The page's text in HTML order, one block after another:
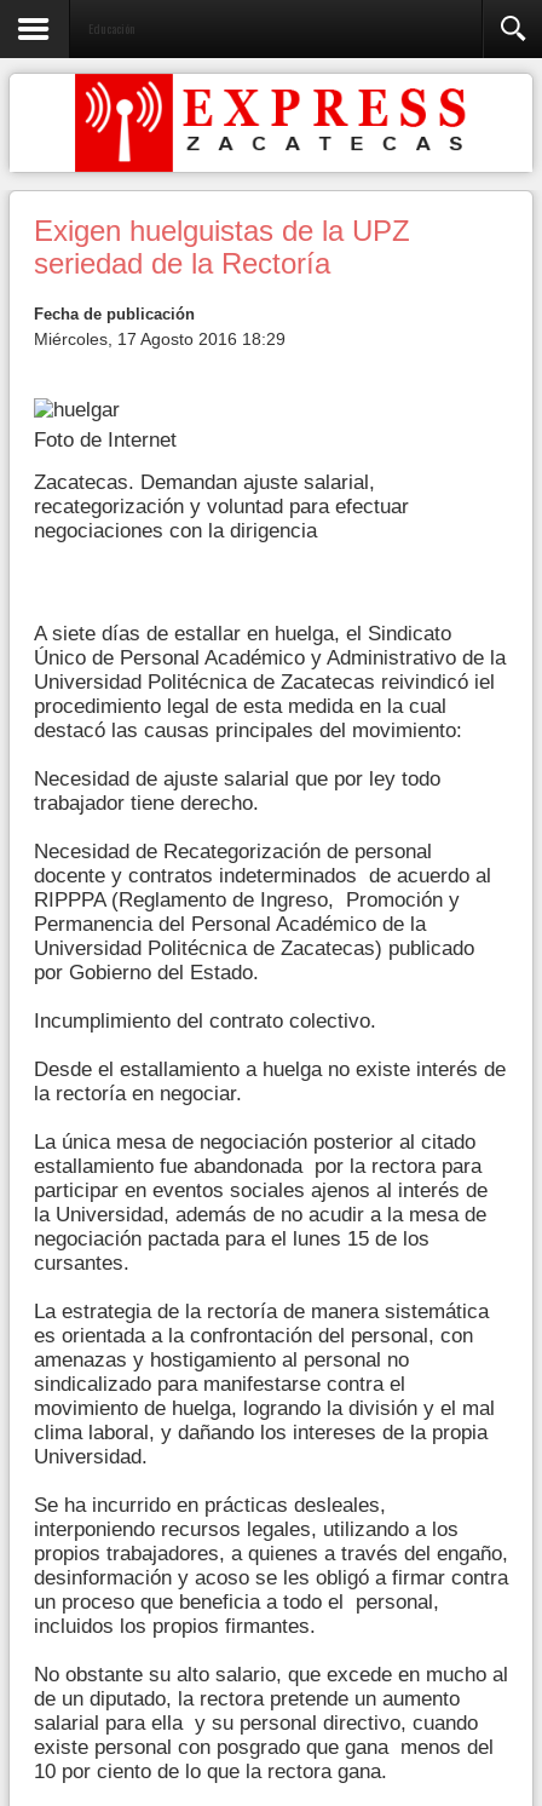
Educación
Exigen huelguistas de la UPZ
seriedad de la Rectoría
Fecha de publicación
Miércoles, 17 Agosto 2016 18:29
Foto de Internet
Zacatecas. Demandan ajuste salarial,
recategorización y voluntad para efectuar
negociaciones con la dirigencia
A siete días de estallar en huelga, el Sindicato
Único de Personal Académico y Administrativo de la
Universidad Politécnica de Zacatecas reivindicó iel
procedimiento legal de esta medida en la cual
destacó las causas principales del movimiento:
Necesidad de ajuste salarial que por ley todo
trabajador tiene derecho.
Necesidad de Recategorización de personal
docente y contratos indeterminados de acuerdo al
RIPPPA (Reglamento de Ingreso, Promoción y
Permanencia del Personal Académico de la
Universidad Politécnica de Zacatecas) publicado
por Gobierno del Estado.
Incumplimiento del contrato colectivo.
Desde el estallamiento a huelga no existe interés de
la rectoría en negociar.
La única mesa de negociación posterior al citado
estallamiento fue abandonada por la rectora para
participar en eventos sociales ajenos al interés de
la Universidad, además de no acudir a la mesa de
negociación pactada para el lunes 15 de los
cursantes.
La estrategia de la rectoría de manera sistemática
es orientada a la confrontación del personal, con
amenazas y hostigamiento al personal no
sindicalizado para manifestarse contra el
movimiento de huelga, logrando la división y el mal
clima laboral, y dañando los intereses de la propia
Universidad.
Se ha incurrido en prácticas desleales,
interponiendo recursos legales, utilizando a los
propios trabajadores, a quienes a través del engaño,
desinformación y acoso se les obligó a firmar contra
un proceso que beneficia a todo el personal,
incluidos los propios firmantes.
No obstante su alto salario, que excede en mucho al
de un diputado, la rectora pretende un aumento
salarial para ella y su personal directivo, cuando
existe personal con posgrado que gana menos del
10 por ciento de lo que la rectora gana.